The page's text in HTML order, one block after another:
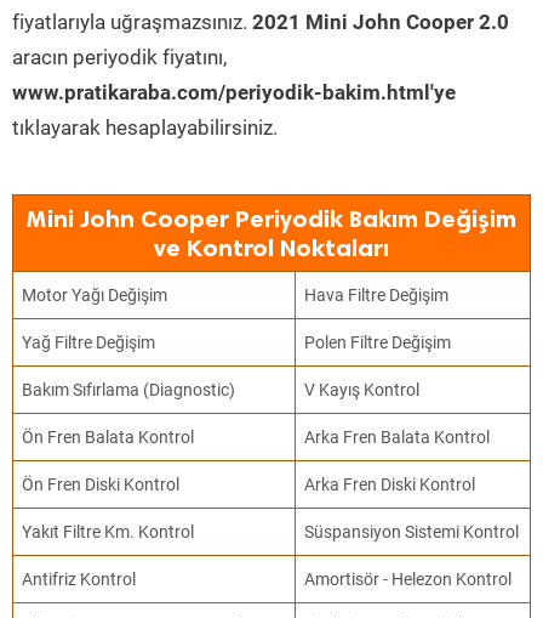
fiyatlarıyla uğraşmazsınız. 2021 Mini John Cooper 2.0
aracın periyodik fiyatını,
www.pratikaraba.com/periyodik-bakim.html'ye
tıklayarak hesaplayabilirsiniz.
Mini John Cooper Periyodik Bakım Değişim
ve Kontrol Noktaları
Motor Yağı Değişim Hava Filtre Değişim
Yağ Filtre Değişim Polen Filtre Değişim
Bakım Sıfırlama (Diagnostic) V Kayış Kontrol
Ön Fren Balata Kontrol Arka Fren Balata Kontrol
Ön Fren Diski Kontrol Arka Fren Diski Kontrol
Yakıt Filtre Km. Kontrol Süspansiyon Sistemi Kontrol
Antifriz Kontrol Amortisör - Helezon Kontrol